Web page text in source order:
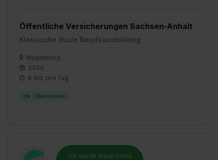
Öffentliche Versicherungen Sachsen-Anhalt
Klassische duale Berufsausbildung
Magdeburg
2020
8 Std. pro Tag
Übernommen
Ich würde diese Firma